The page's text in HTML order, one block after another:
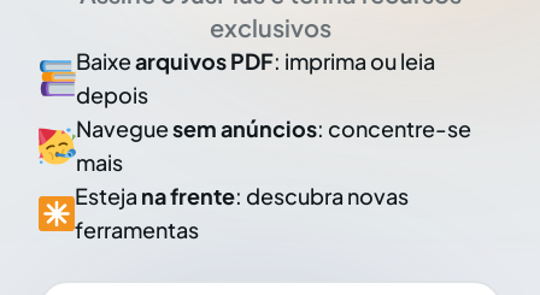
exclusivos
Baixearquivos PDF: imprima ou leia
depois
Naveguesem anúncios: concentre-se
mais
Esteja na frente: descubra novas
ferramentas